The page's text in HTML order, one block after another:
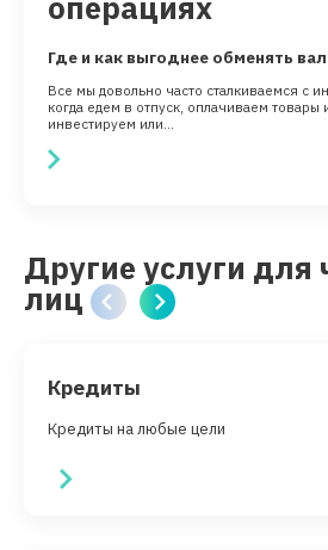
операциях
Где и как выгоднее обменять
Все мы довольно часто сталкиваемся с
когда едем в отпуск, оплачиваем товары
инвестируем или...
Другие услуги для
лиц
Кредиты
Кредиты на любые цели